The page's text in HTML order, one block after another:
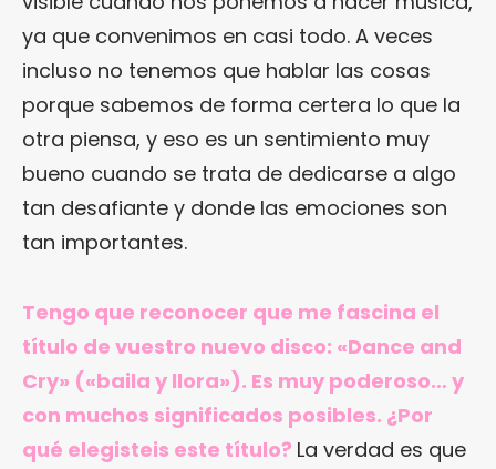
ya que convenimos en casi todo. A veces
incluso no tenemos que hablar las cosas
porque sabemos de forma certera lo que la
otra piensa, y eso es un sentimiento muy
bueno cuando se trata de dedicarse a algo
tan desafiante y donde las emociones son
tan importantes.
Tengo que reconocer que me fascina el
título de vuestro nuevo disco: «Dance and
Cry» («baila y llora»). Es muy poderoso… y
con muchos significados posibles. ¿Por
qué elegisteis este título? La verdad es que